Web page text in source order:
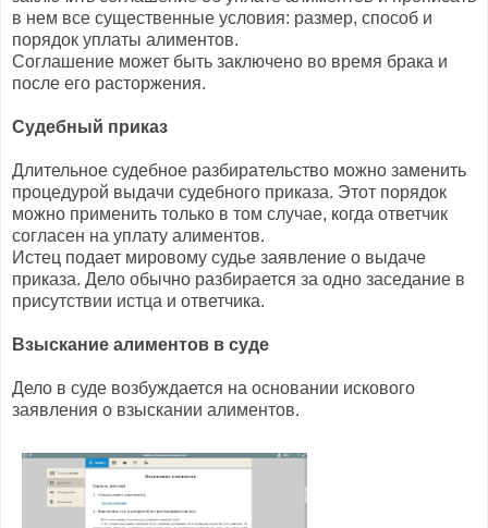
в нем все существенные условия: размер, способ и
порядок уплаты алиментов.
Соглашение может быть заключено во время брака и
после его расторжения.
Судебный приказ
Длительное судебное разбирательство можно заменить
процедурой выдачи судебного приказа. Этот порядок
можно применить только в том случае, когда ответчик
согласен на уплату алиментов.
Истец подает мировому судье заявление о выдаче
приказа. Дело обычно разбирается за одно заседание в
присутствии истца и ответчика.
Взыскание алиментов в суде
Дело в суде возбуждается на основании искового
заявления о взыскании алиментов.